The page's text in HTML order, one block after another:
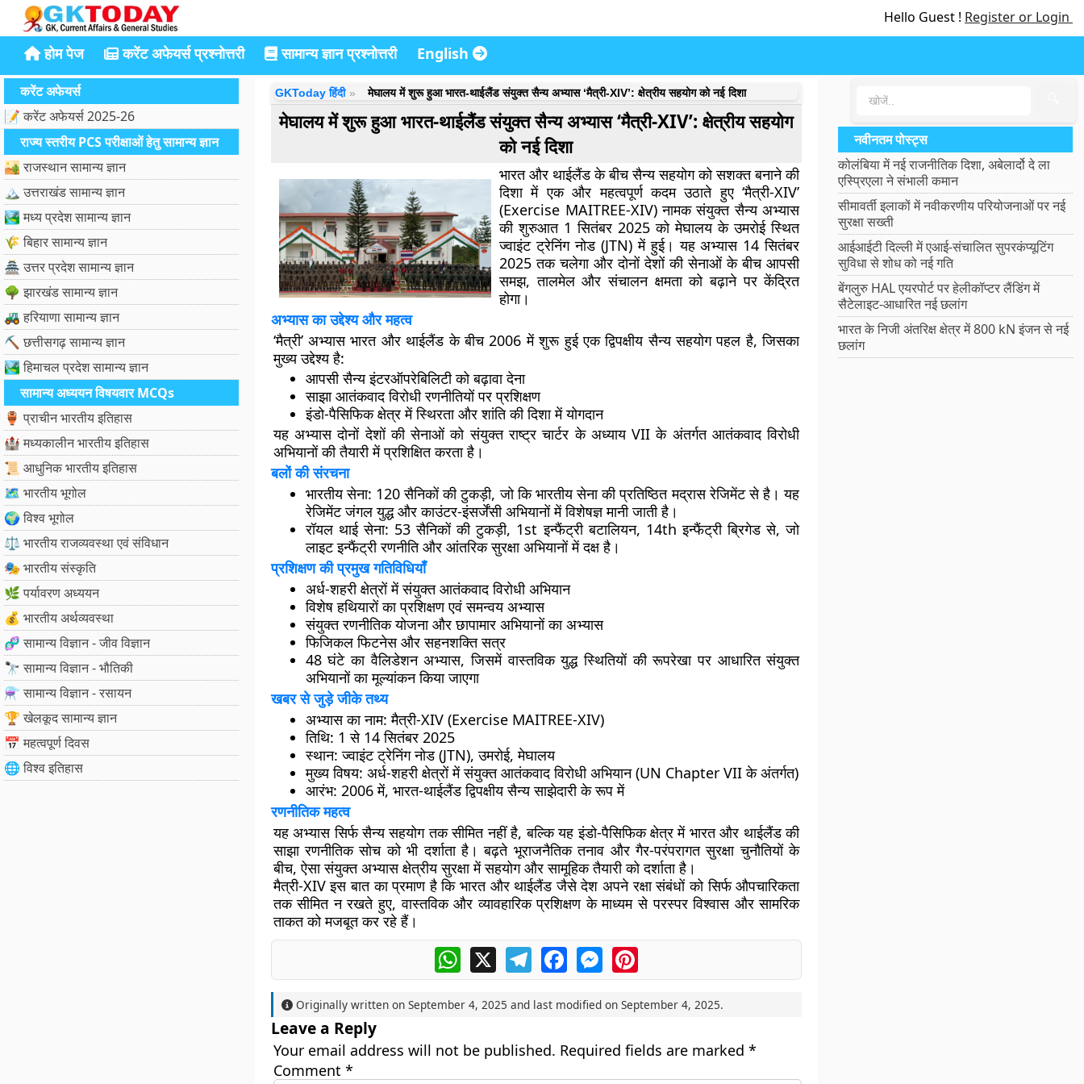
Hello Guest ! Register or Login
होम पेज करेंट अफेयर्स प्रश्नोत्तरी सामान्य ज्ञान प्रश्नोत्तरी English
करेंट अफेयर्स
📝 करेंट अफेयर्स 2025-26
राज्य स्तरीय PCS परीक्षाओं हेतु सामान्य ज्ञान
🏜️ राजस्थान सामान्य ज्ञान
🏔️ उत्तराखंड सामान्य ज्ञान
🏞️ मध्य प्रदेश सामान्य ज्ञान
🌾 बिहार सामान्य ज्ञान
🏯 उत्तर प्रदेश सामान्य ज्ञान
🌳 झारखंड सामान्य ज्ञान
🚜 हरियाणा सामान्य ज्ञान
⛏️ छत्तीसगढ़ सामान्य ज्ञान
🏞️ हिमाचल प्रदेश सामान्य ज्ञान
सामान्य अध्ययन विषयवार MCQs
🏺 प्राचीन भारतीय इतिहास
🏰 मध्यकालीन भारतीय इतिहास
📜 आधुनिक भारतीय इतिहास
🗺️ भारतीय भूगोल
🌍 विश्व भूगोल
⚖️ भारतीय राजव्यवस्था एवं संविधान
🎭 भारतीय संस्कृति
🌿 पर्यावरण अध्ययन
💰 भारतीय अर्थव्यवस्था
🧬 सामान्य विज्ञान - जीव विज्ञान
🔭 सामान्य विज्ञान - भौतिकी
⚗️ सामान्य विज्ञान - रसायन
🏆 खेलकूद सामान्य ज्ञान
📅 महत्वपूर्ण दिवस
🌐 विश्व इतिहास
GKToday हिंदी मेघालय में शुरू हुआ भारत-थाईलैंड संयुक्त सैन्य अभ्यास ‘मैत्री-XIV’: क्षेत्रीय सहयोग को नई दिशा
मेघालय में शुरू हुआ भारत-थाईलैंड संयुक्त सैन्य अभ्यास ‘मैत्री-XIV’: क्षेत्रीय सहयोग
को नई दिशा
भारत और थाईलैंड के बीच सैन्य सहयोग को सशक्त बनाने की
दिशा में एक और महत्वपूर्ण कदम उठाते हुए ‘मैत्री-XIV’
(Exercise MAITREE-XIV) नामक संयुक्त सैन्य अभ्यास
की शुरुआत 1 सितंबर 2025 को मेघालय के उमरोई स्थित
ज्वाइंट ट्रेनिंग नोड (JTN) में हुई। यह अभ्यास 14 सितंबर
2025 तक चलेगा और दोनों देशों की सेनाओं के बीच आपसी
समझ, तालमेल और संचालन क्षमता को बढ़ाने पर केंद्रित
होगा।
अभ्यास का उद्देश्य और महत्व
‘मैत्री’ अभ्यास भारत और थाईलैंड के बीच 2006 में शुरू हुई एक द्विपक्षीय सैन्य सहयोग पहल है, जिसका
मुख्य उद्देश्य है:
आपसीसैन्य इंटरऑपरेबिलिटीको बढ़ावा देना
साझा आतंकवाद विरोधी रणनीतियोंपर प्रशिक्षण
इंडो-पैसिफिक क्षेत्र में स्थिरता और शांतिकी दिशा में योगदान
यह अभ्यास दोनों देशों की सेनाओं कोसंयुक्त राष्ट्र चार्टर के अध्याय VII के अंतर्गत आतंकवाद विरोधी
अभियानों की तैयारी में प्रशिक्षित करता है।
बलों की संरचना
भारतीय सेना: 120 सैनिकों की टुकड़ी, जो कि भारतीय सेना की प्रतिष्ठित मद्रास रेजिमेंट से है। यह
रेजिमेंट जंगल युद्ध और काउंटर-इंसर्जेंसी अभियानों में विशेषज्ञ मानी जाती है।
रॉयल थाई सेना: 53 सैनिकों की टुकड़ी, 1st इन्फैंट्री बटालियन, 14th इन्फैंट्री ब्रिगेड से, जो
लाइट इन्फैंट्री रणनीति और आंतरिक सुरक्षा अभियानों में दक्ष है।
प्रशिक्षण की प्रमुख गतिविधियाँ
अर्ध-शहरी क्षेत्रों में संयुक्त आतंकवाद विरोधी अभियान
विशेष हथियारों का प्रशिक्षण एवं समन्वय अभ्यास
संयुक्त रणनीतिक योजना और छापामार अभियानों का अभ्यास
फिजिकल फिटनेस और सहनशक्ति सत्र
48 घंटे का वैलिडेशन अभ्यास, जिसमें वास्तविक युद्ध स्थितियों की रूपरेखा पर आधारित संयुक्त
अभियानों का मूल्यांकन किया जाएगा
खबर से जुड़े जीके तथ्य
अभ्यास का नाम: मैत्री-XIV (Exercise MAITREE-XIV)
तिथि: 1 से 14 सितंबर 2025
स्थान: ज्वाइंट ट्रेनिंग नोड (JTN), उमरोई, मेघालय
मुख्य विषय: अर्ध-शहरी क्षेत्रों में संयुक्त आतंकवाद विरोधी अभियान (UN Chapter VII के अंतर्गत)
आरंभ: 2006 में, भारत-थाईलैंड द्विपक्षीय सैन्य साझेदारी के रूप में
रणनीतिक महत्व
यह अभ्यास सिर्फ सैन्य सहयोग तक सीमित नहीं है, बल्कि यहइंडो-पैसिफिक क्षेत्र में भारत और थाईलैंड की
साझा रणनीतिक सोचको भी दर्शाता है। बढ़ते भूराजनैतिक तनाव और गैर-परंपरागत सुरक्षा चुनौतियों के
बीच, ऐसा संयुक्त अभ्यास क्षेत्रीय सुरक्षा में सहयोग और सामूहिक तैयारी को दर्शाता है।
मैत्री-XIV इस बात का प्रमाण है कि भारत और थाईलैंड जैसे देश अपने रक्षा संबंधों को सिर्फ औपचारिकता
तक सीमित न रखते हुए, वास्तविक और व्यावहारिक प्रशिक्षण के माध्यम से परस्पर विश्वास और सामरिक
ताकत को मजबूत कर रहे हैं।
WhatsApp
X TelegramFacebookMessengerPinterest
Originally written on September 4, 2025 and last modified on September 4, 2025.
Leave a Reply
Your email address will not be published. Required fields are marked *
Comment *
नवीनतम पोस्ट्स
कोलंबिया में नई राजनीतिक दिशा, अबेलार्दो दे ला
एस्प्रिएला ने संभाली कमान
सीमावर्ती इलाकों में नवीकरणीय परियोजनाओं पर नई
सुरक्षा सख्ती
आईआईटी दिल्ली में एआई-संचालित सुपरकंप्यूटिंग
सुविधा से शोध को नई गति
बेंगलुरु HAL एयरपोर्ट पर हेलीकॉप्टर लैंडिंग में
सैटेलाइट-आधारित नई छलांग
भारत के निजी अंतरिक्ष क्षेत्र में 800 kN इंजन से नई
छलांग